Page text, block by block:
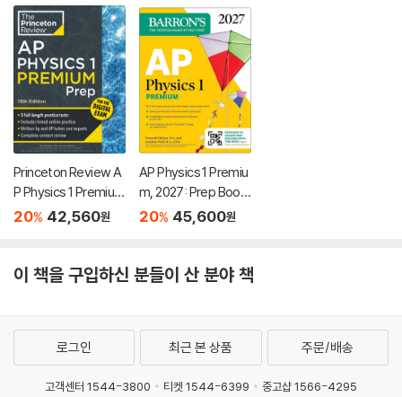
Princeton Review A
P Physics 1 Premium
Prep, 13th Edition: 5
+ Content Review
20% 42,560원
AP Physics 1 Premiu
m, 2027: Prep Book
with 4 Practice Test
ctice
20% 45,600원
이 책을 구입하신 분들이 산 분야 책
로그인 최근 본 상품 주문/배송
고객센터 1544-3800 티켓 1544-6399 중고샵 1566-4295